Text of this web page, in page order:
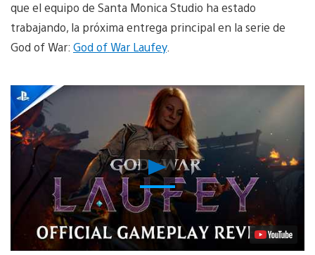
que el equipo de Santa Monica Studio ha estado
trabajando, la próxima entrega principal en la serie de
God of War: God of War Laufey.
Reproducir
Video